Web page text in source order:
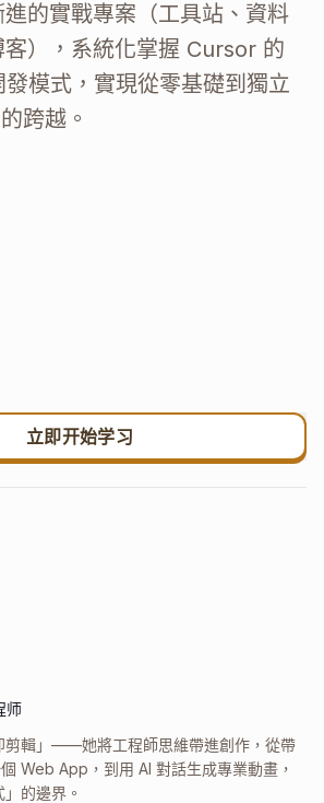
的實戰專案（工具站、資料
），系統化掌握 Cursor 的
模式，實現從零基礎到獨立
跨越。
立即开始学习
师
剪輯」——她將工程師思維帶進創作，從帶
Web App，到用 AI 對話生成專業動畫，
的邊界。